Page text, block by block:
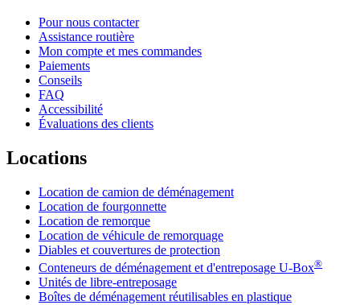
Pour nous contacter
Assistance routière
Mon compte et mes commandes
Paiements
Conseils
FAQ
Accessibilité
Évaluations des clients
Locations
Location de camion de déménagement
Location de fourgonnette
Location de remorque
Location de véhicule de remorquage
Diables et couvertures de protection
Conteneurs de déménagement et d'entreposage U-Box®
Unités de libre-entreposage
Boîtes de déménagement réutilisables en plastique